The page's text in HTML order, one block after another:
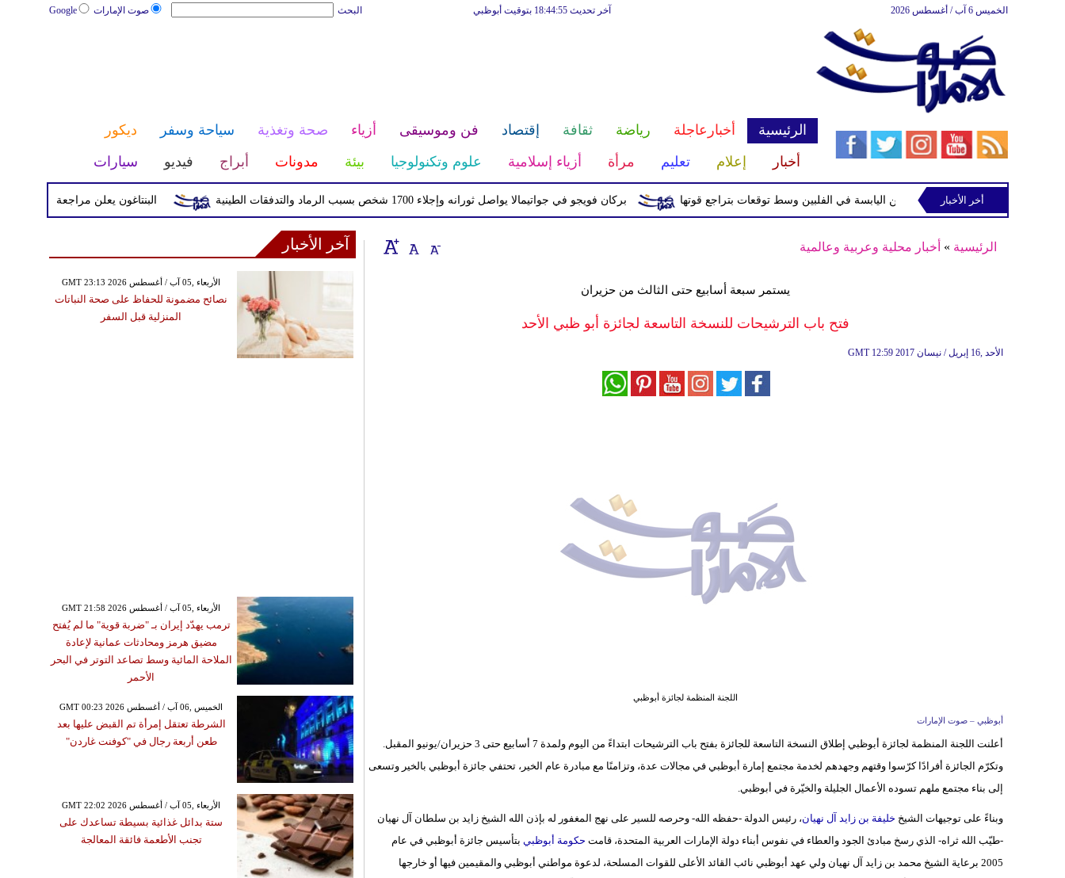
صوت الإمارات Google البحث آخر تحديث 18:44:55 بتوقيت أبوظبي الخميس 6 آب / أغسطس 2026
الرئيسية أخبارعاجلة رياضة ثقافة إقتصاد فن وموسيقى أزياء صحة وتغذية سياحة وسفر
ديكور
أخبار
إعلام تعليم مرأة أزياء إسلامية علوم وتكنولوجيا بيئة مدونات أبراج فيديو سيارات
البنتاغون يعلن مراجعة التواجد العسكري بركان فويجو في جواتيمالا يواصل ثورانه وإجلاء 1700 شخص بسبب الرماد والتدفقات الطينية الاستوائية "مايماي" تقترب من اليابسة في الفلبين وسط توقعات بتراجع قوتها
أخر الأخبار
الرئيسية » أخبار محلية وعربية وعالمية
يستمر سبعة أسابيع حتى الثالث من حزيران
فتح باب الترشيحات للنسخة التاسعة لجائزة أبو ظبي الأحد
GMT 12:59 2017 الأحد ,16 إبريل / نيسان
اللجنة المنظمة لجائزة أبوظبي
أبوظبي – صوت الإمارات
أعلنت اللجنة المنظمة لجائزة أبوظبي إطلاق النسخة التاسعة للجائزة بفتح باب الترشيحات ابتداءً من اليوم ولمدة 7 أسابيع حتى 3 حزيران/يونيو المقبل.
وتكرّم الجائزة أفرادًا كرّسوا وقتهم وجهدهم لخدمة مجتمع إمارة أبوظبي في مجالات عدة، وتزامنًا مع مبادرة عام الخير، تحتفي جائزة أبوظبي بالخير وتسعى
إلى بناء مجتمع ملهم تسوده الأعمال الجليلة والخيّرة في أبوظبي.
وبناءً على توجيهات الشيخ خليفة بن زايد آل نهيان، رئيس الدولة -حفظه الله- وحرصه للسير على نهج المغفور له بإذن الله الشيخ زايد بن سلطان آل نهيان
-طيّب الله ثراه- الذي رسخ مبادئ الجود والعطاء في نفوس أبناء دولة الإمارات العربية المتحدة، قامتحكومة أبوظبيبتأسيس جائزة أبوظبي في عام
2005 برعاية الشيخ محمد بن زايد آل نهيان ولي عهد أبوظبي نائب القائد الأعلى للقوات المسلحة، لدعوة مواطني أبوظبي والمقيمين فيها أو خارجها
آخر الأخبار
GMT 23:13 2026 الأربعاء ,05 آب / أغسطس
نصائح مضمونة للحفاظ على صحة النباتات
المنزلية قبل السفر
GMT 21:58 2026 الأربعاء ,05 آب / أغسطس
ترمب يهدّد إيران بـ "ضربة قوية" ما لم يُفتح
مضيق هرمز ومحادثات عمانية لإعادة
الملاحة المائية وسط تصاعد التوتر في البحر
الأحمر
GMT 00:23 2026 الخميس ,06 آب / أغسطس
الشرطة تعتقل إمرأة تم القبض عليها بعد
طعن أربعة رجال في "كوفنت غاردن"
GMT 22:02 2026 الأربعاء ,05 آب / أغسطس
ستة بدائل غذائية بسيطة تساعدك على
تجنب الأطعمة فائقة المعالجة